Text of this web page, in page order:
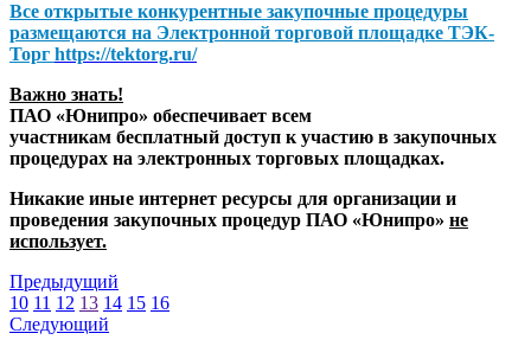
Все открытые конкурентные закупочные процедуры
размещаются на Электронной торговой площадке ТЭК-
Торг https://tektorg.ru/
Важно знать!
ПАО «Юнипро» обеспечивает всем
участникам бесплатный доступ к участию в закупочных
процедурах на электронных торговых площадках.
Никакие иные интернет ресурсы для организации и
проведения закупочных процедур ПАО «Юнипро» не
использует.
Предыдущий
10 11 12 13 14 15 16
Следующий